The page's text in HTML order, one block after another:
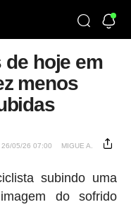
hoje em
menos
26/05/26 07:00 MIGUE A.
subindo uma
do sofrido